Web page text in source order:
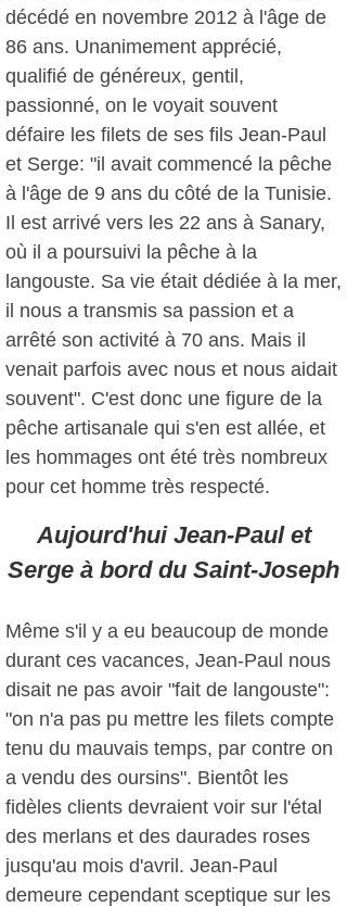
décédé en novembre 2012 à l'âge de
86 ans. Unanimement apprécié,
qualifié de généreux, gentil,
passionné, on le voyait souvent
défaire les filets de ses fils Jean-Paul
et Serge: "il avait commencé la pêche
à l'âge de 9 ans du côté de la Tunisie.
Il est arrivé vers les 22 ans à Sanary,
où il a poursuivi la pêche à la
langouste. Sa vie était dédiée à la mer,
il nous a transmis sa passion et a
arrêté son activité à 70 ans. Mais il
venait parfois avec nous et nous aidait
souvent". C'est donc une figure de la
pêche artisanale qui s'en est allée, et
les hommages ont été très nombreux
pour cet homme très respecté.
Aujourd'hui Jean-Paul et
Serge à bord du Saint-Joseph
Même s'il y a eu beaucoup de monde
durant ces vacances, Jean-Paul nous
disait ne pas avoir "fait de langouste":
"on n'a pas pu mettre les filets compte
tenu du mauvais temps, par contre on
a vendu des oursins". Bientôt les
fidèles clients devraient voir sur l'étal
des merlans et des daurades roses
jusqu'au mois d'avril. Jean-Paul
demeure cependant sceptique sur les